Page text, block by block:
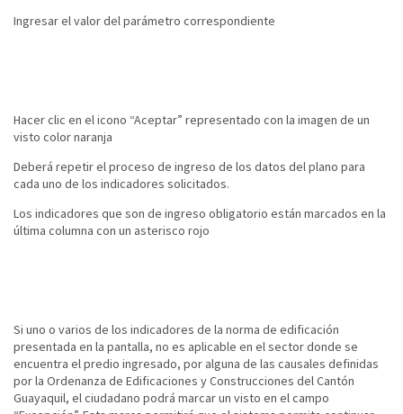
Ingresar el valor del parámetro correspondiente
Hacer clic en el icono “Aceptar” representado con la imagen de un
visto color naranja
Deberá repetir el proceso de ingreso de los datos del plano para
cada uno de los indicadores solicitados.
Los indicadores que son de ingreso obligatorio están marcados en la
última columna con un asterisco rojo
Si uno o varios de los indicadores de la norma de edificación
presentada en la pantalla, no es aplicable en el sector donde se
encuentra el predio ingresado, por alguna de las causales definidas
por la Ordenanza de Edificaciones y Construcciones del Cantón
Guayaquil, el ciudadano podrá marcar un visto en el campo